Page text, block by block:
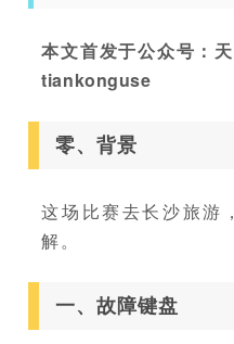
本文首发于公众号：
tiankonguse
零、背景
这场比赛去长沙旅游
解。
一、故障键盘